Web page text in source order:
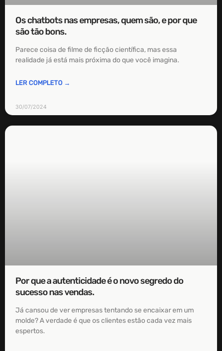
Os chatbots nas empresas, quem são, e por que
são tão bons.
Parece coisa de filme de ficção científica, mas essa
realidade já está mais próxima do que você imagina.
LER COMPLETO →
30/07/2024
Por que a autenticidade é o novo segredo do
sucesso nas vendas.
Já cansou de ver empresas tentando se encaixar em um
molde? A verdade é que os clientes estão cada vez mais
espertos.